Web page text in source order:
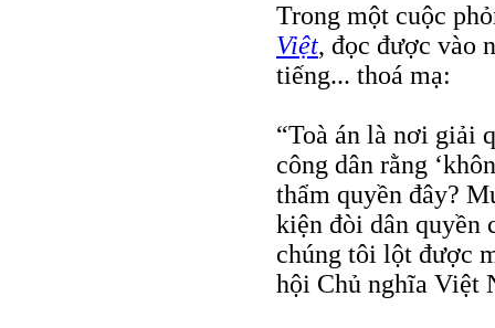
Trong một cuộc
Việt, đọc được vào
tiếng... thoá mạ:
“Toà án là nơi giải
công dân rằng
thẩm quyền đây?
kiện đòi dân quyền
chúng tôi lột được
hội Chủ nghĩa Việt